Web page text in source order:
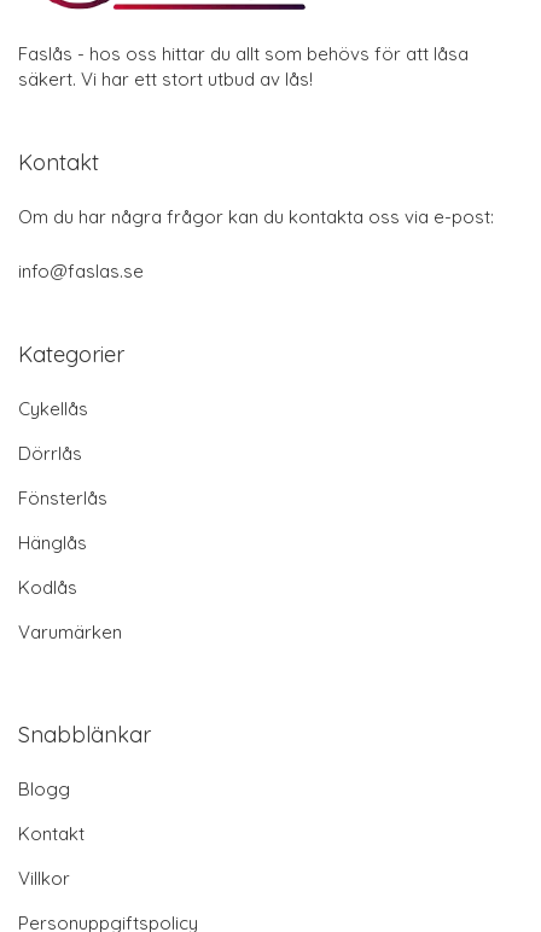
Faslås - hos oss hittar du allt som behövs för att låsa
säkert. Vi har ett stort utbud av lås!
Kontakt
Om du har några frågor kan du kontakta oss via e-post:
info@faslas.se
Kategorier
Cykellås
Dörrlås
Fönsterlås
Hänglås
Kodlås
Varumärken
Snabblänkar
Blogg
Kontakt
Villkor
Personuppgiftspolicy